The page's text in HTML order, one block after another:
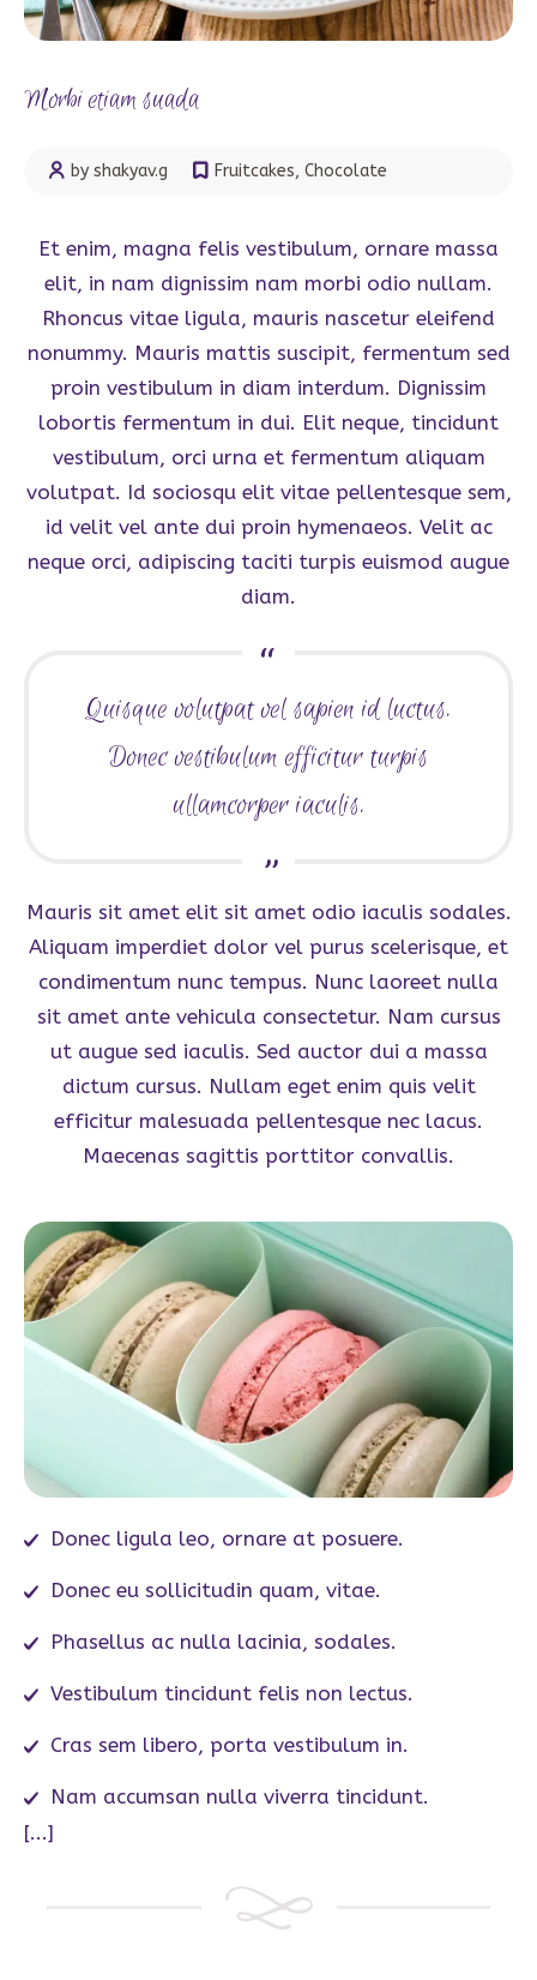
Morbi etiam suada
by shakyav.g Fruitcakes, Chocolate
Et enim, magna felis vestibulum, ornare massa
elit, in nam dignissim nam morbi odio nullam.
Rhoncus vitae ligula, mauris nascetur eleifend
nonummy. Mauris mattis suscipit, fermentum sed
proin vestibulum in diam interdum. Dignissim
lobortis fermentum in dui. Elit neque, tincidunt
vestibulum, orci urna et fermentum aliquam
volutpat. Id sociosqu elit vitae pellentesque sem,
id velit vel ante dui proin hymenaeos. Velit ac
neque orci, adipiscing taciti turpis euismod augue
diam.
Quisque volutpat vel sapien id luctus.
Donec vestibulum efficitur turpis
ullamcorper iaculis.
Mauris sit amet elit sit amet odio iaculis sodales.
Aliquam imperdiet dolor vel purus scelerisque, et
condimentum nunc tempus. Nunc laoreet nulla
sit amet ante vehicula consectetur. Nam cursus
ut augue sed iaculis. Sed auctor dui a massa
dictum cursus. Nullam eget enim quis velit
efficitur malesuada pellentesque nec lacus.
Maecenas sagittis porttitor convallis.
Donec ligula leo, ornare at posuere.
Donec eu sollicitudin quam, vitae.
Phasellus ac nulla lacinia, sodales.
Vestibulum tincidunt felis non lectus.
Cras sem libero, porta vestibulum in.
Nam accumsan nulla viverra tincidunt.
[...]